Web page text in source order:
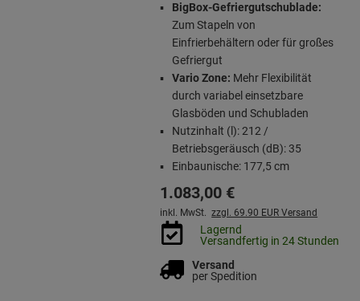
BigBox-Gefriergutschublade:
Zum Stapeln von
Einfrierbehältern oder für großes
Gefriergut
Vario Zone: Mehr Flexibilität
durch variabel einsetzbare
Glasböden und Schubladen
Nutzinhalt (l): 212 /
Betriebsgeräusch (dB): 35
Einbaunische: 177,5 cm
1.083,00 €
inkl. MwSt. zzgl. 69.90 EUR Versand
Lagernd
Versandfertig in 24 Stunden
Versand
per Spedition